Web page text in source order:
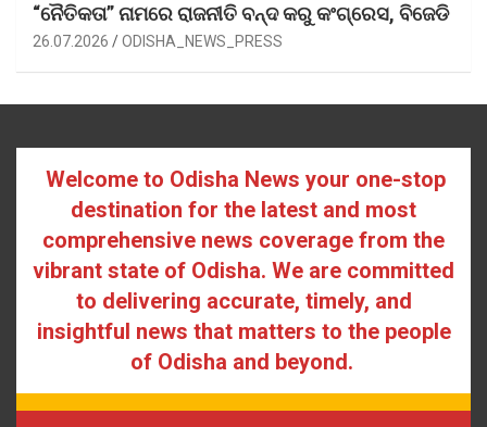
“ନୈତିକତା” ନାମରେ ରାଜନୀତି ବନ୍ଦ କରୁ କଂଗ୍ରେସ, ବିଜେଡି
26.07.2026 ODISHA_NEWS_PRESS
Welcome to Odisha News your one-stop
destination for the latest and most
comprehensive news coverage from the
vibrant state of Odisha. We are committed
to delivering accurate, timely, and
insightful news that matters to the people
of Odisha and beyond.